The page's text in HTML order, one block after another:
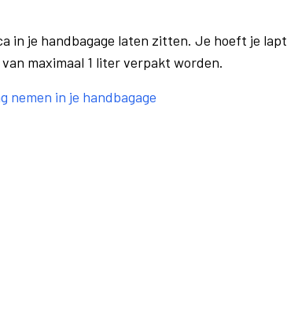
in je handbagage laten zitten. Je hoeft je
maximaal 1 liter verpakt worden.
nemen in je handbagage